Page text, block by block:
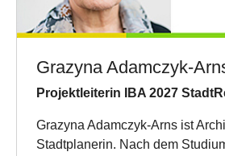
Grazyna Adamczyk-
Projektleiterin IBA 2027
Grazyna Adamczyk-Arns ist
Stadtplanerin. Nach dem